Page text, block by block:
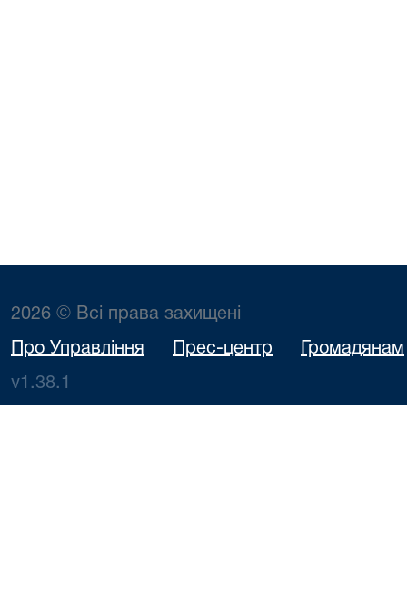
2026 © Всі права захищені
Про Управління Прес-центр Громадянам
v1.38.1